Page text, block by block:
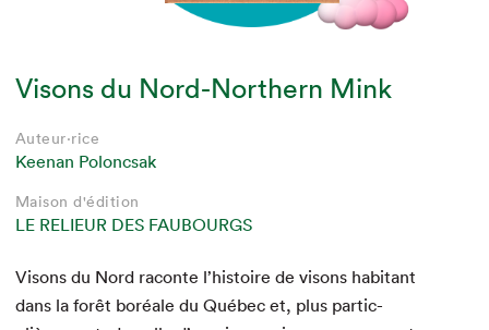
Auteur·rice
Keenan Poloncsak
Maison d'édition
LE RELIEUR DES FAUBOURGS
Keenan Poloncsak
LE RELIEUR DES FAUBOURGS
Visons du Nord-Northern Mink
Auteur·rice
Keenan Poloncsak
Maison d'édition
LE RELIEUR DES FAUBOURGS
Visons du Nord racon­te l’his­toire de visons habi­tant
dans la forêt boréale du Québec et, plus par­ti­c­
Keenan Poloncsak
LE RELIEUR DES FAUBOURGS
Auteur·rice
Keenan Poloncsak
Maison d'édition
LE RELIEUR DES FAUBOURGS
Keenan Poloncsak
LE RELIEUR DES FAUBOURGS